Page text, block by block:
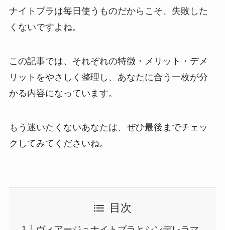
ナイトブラは毎日使うものだからこそ、失敗した
くないですよね。
この記事では、それぞれの特徴・メリット・デメ
リットをやさしく整理し、あなたに合う一枚が分
かる内容になっています。
もう迷いたくないあなたは、ぜひ最後までチェッ
クしてみてくださいね。
目次